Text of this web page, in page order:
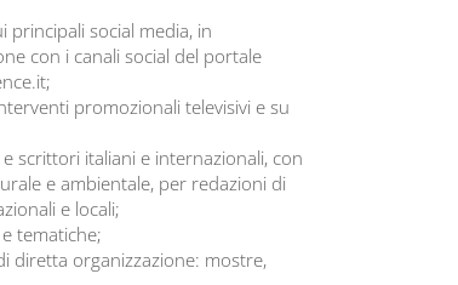
principali social media, in
con i canali social del portale
promozionali televisivi e su
scrittori italiani e internazionali, con
e ambientale, per redazioni di
e locali;
tematiche;
diretta organizzazione: mostre,